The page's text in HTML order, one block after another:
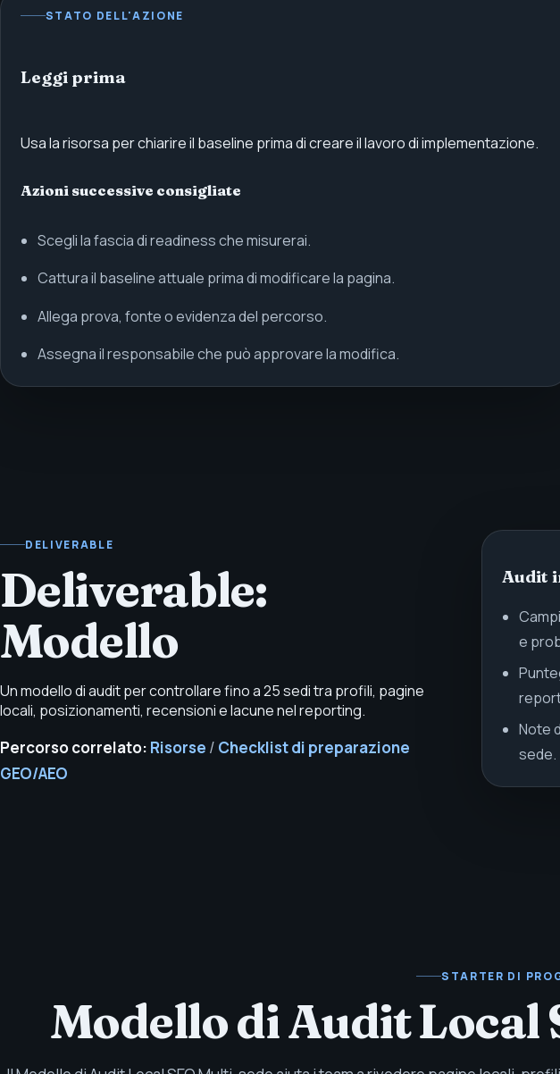
STATO DELL'AZIONE
Leggi prima
Usa la risorsa per chiarire il baseline prima di creare il lavoro di implementazione.
Azioni successive consigliate
Scegli la fascia di readiness che misurerai.
Cattura il baseline attuale prima di modificare la pagina.
Allega prova, fonte o evidenza del percorso.
Assegna il responsabile che può approvare la modifica.
DELIVERABLE
Deliverable:
Modello
Un modello di audit per controllare fino a 25 sedi tra profili, pagine
locali, posizionamenti, recensioni e lacune nel reporting.
Percorso correlato: Risorse / Checklist di preparazione
GEO/AEO
Audit
e
Note
sede.
STARTER DI
Modello di Audit Local